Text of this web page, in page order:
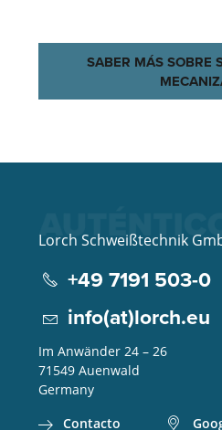
SABER MÁS SOBRE
Lorch Schweißtechnik
+49 7191 503-0
info(at)lorch.eu
Im Anwänder 24 – 26
71549 Auenwald
Germany
Contacto